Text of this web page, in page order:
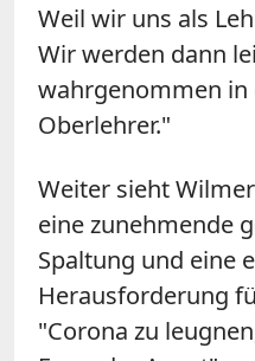
Weil wir uns als
Wir werden dann
wahrgenommen in
Oberlehrer."
Weiter siehtWilmer
eine zunehmende
Spaltung und eine
Herausforderung
"Corona zu